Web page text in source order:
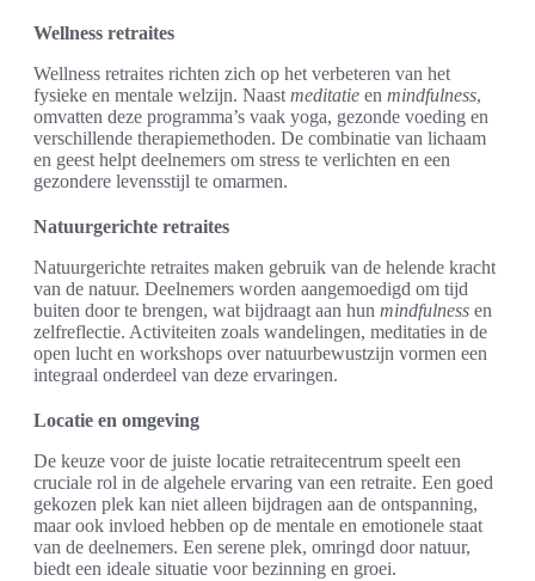
Wellness retraites
Wellness retraites richten zich op het verbeteren van het
fysieke en mentale welzijn. Naast meditatie en mindfulness,
omvatten deze programma’s vaak yoga, gezonde voeding en
verschillende therapiemethoden. De combinatie van lichaam
en geest helpt deelnemers om stress te verlichten en een
gezondere levensstijl te omarmen.
Natuurgerichte retraites
Natuurgerichte retraites maken gebruik van de helende kracht
van de natuur. Deelnemers worden aangemoedigd om tijd
buiten door te brengen, wat bijdraagt aan hun mindfulness en
zelfreflectie. Activiteiten zoals wandelingen, meditaties in de
open lucht en workshops over natuurbewustzijn vormen een
integraal onderdeel van deze ervaringen.
Locatie en omgeving
De keuze voor de juiste locatie retraitecentrum speelt een
cruciale rol in de algehele ervaring van een retraite. Een goed
gekozen plek kan niet alleen bijdragen aan de ontspanning,
maar ook invloed hebben op de mentale en emotionele staat
van de deelnemers. Een serene plek, omringd door natuur,
biedt een ideale situatie voor bezinning en groei.